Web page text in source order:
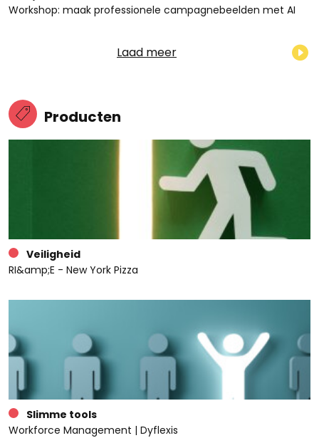
Workshop: maak professionele campagnebeelden met AI
Laad meer
Producten
Veiligheid
RI&amp;E - New York Pizza
Slimme tools
Workforce Management | Dyflexis